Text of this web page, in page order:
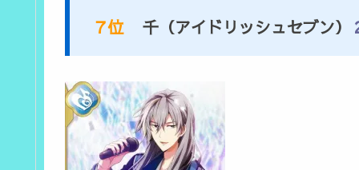
７位 千（アイドリッシュセブン）